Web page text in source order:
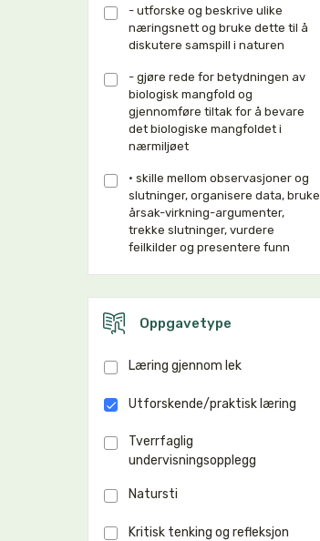
- utforske og beskrive ulike
næringsnett og bruke dette til å
diskutere samspill i naturen
- gjøre rede for betydningen av
biologisk mangfold og
gjennomføre tiltak for å bevare
det biologiske mangfoldet i
nærmiljøet
• skille mellom observasjoner og
slutninger, organisere data, bruke
årsak-virkning-argumenter,
trekke slutninger, vurdere
feilkilder og presentere funn
Oppgavetype
Læring gjennom lek
Utforskende/praktisk læring
Tverrfaglig
undervisningsopplegg
Natursti
Kritisk tenking og refleksjon